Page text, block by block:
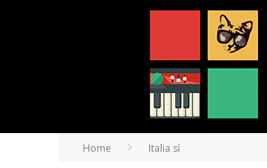
Home Italia sì